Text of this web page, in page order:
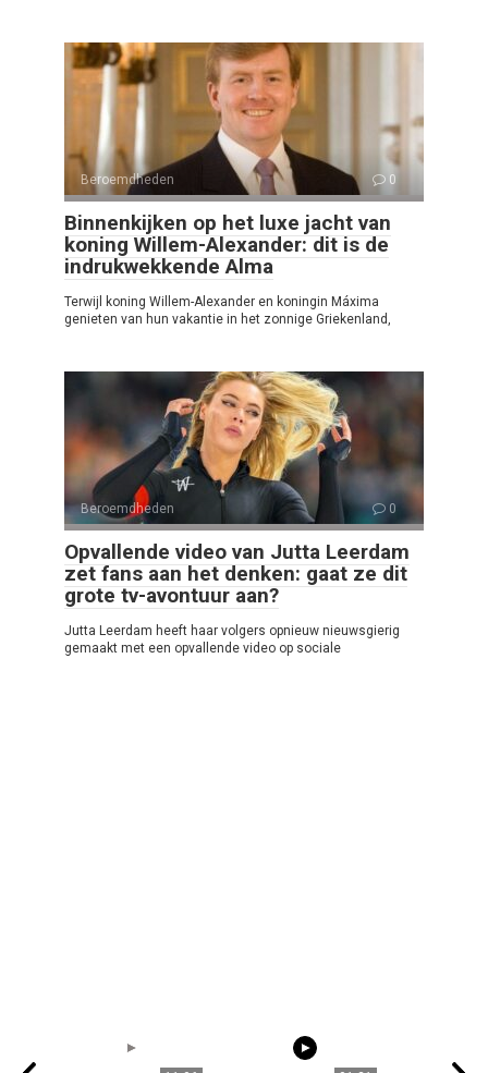
Beroemdheden 0
Binnenkijken op het luxe jacht van
koning Willem-Alexander: dit is de
indrukwekkende Alma
Terwijl koning Willem-Alexander en koningin Máxima
genieten van hun vakantie in het zonnige Griekenland,
Beroemdheden 0
Opvallende video van Jutta Leerdam
zet fans aan het denken: gaat ze dit
grote tv-avontuur aan?
Jutta Leerdam heeft haar volgers opnieuw nieuwsgierig
gemaakt met een opvallende video op sociale